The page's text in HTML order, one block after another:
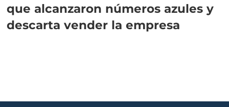
que alcanzaron números azules y
descarta vender la empresa